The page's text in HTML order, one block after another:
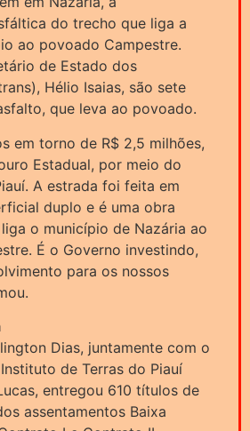
do trecho que liga a
ao povoado Campestre.
de Estado dos
Hélio Isaias, são sete
que leva ao povoado.
em torno de R$ 2,5 milhões,
Estadual, por meio do
A estrada foi feita em
duplo e é uma obra
o município de Nazária ao
É o Governo investindo,
para os nossos
Dias, juntamente com o
de Terras do Piauí
entregou 610 títulos de
assentamentos Baixa